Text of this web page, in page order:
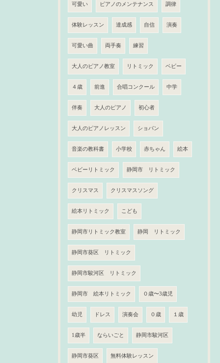
可愛い ピアノのメンテナンス 調律
体験レッスン 達成感 自信 演奏
可愛い曲 両手奏 練習
大人のピアノ教室 リトミック ベビー
４歳 前進 合唱コンクール 中学
伴奏 大人のピアノ 初心者
大人のピアノレッスン ショパン
音楽の教科書 小学校 赤ちゃん 絵本
ベビーリトミック 静岡市 リトミック
クリスマス クリスマスソング
絵本リトミック こども
静岡市リトミック教室 静岡 リトミック
静岡市葵区 リトミック
静岡市駿河区 リトミック
静岡市 絵本リトミック ０歳〜3歳児
幼児 ドレス 演奏会 ０歳 １歳
1歳半 ならいごと 静岡市駿河区
静岡市葵区 無料体験レッスン